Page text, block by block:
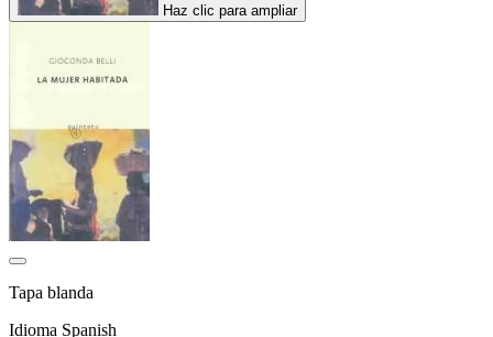
Haz clic para ampliar
Tapa blanda
Idioma Spanish